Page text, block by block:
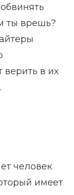
ты врешь?
в их
человек
имеет